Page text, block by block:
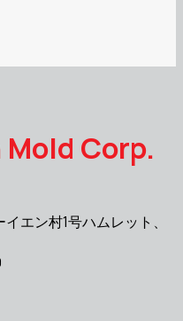
Corp.
エン村1号ハムレット、